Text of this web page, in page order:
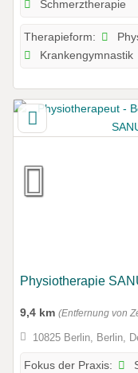
Schmerztherapie
Therapieform:
Krankengymnastik
Physiotherapie
9,4 km (Entfernung von
10825 Berlin, Berlin,
Fokus der Praxis: